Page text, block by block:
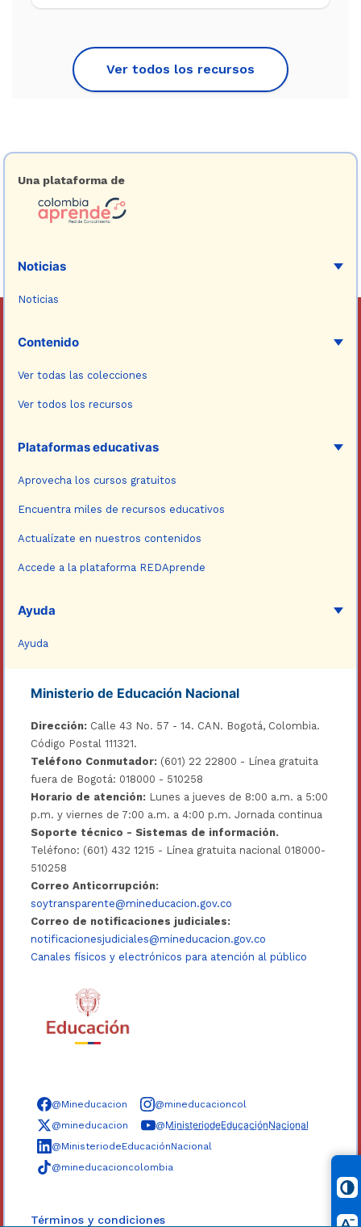
Ver todos los recursos
Una plataforma de
Noticias
Noticias
Contenido
Ver todas las colecciones
Ver todos los recursos
Plataformas educativas
Aprovecha los cursos gratuitos
Encuentra miles de recursos educativos
Actualízate en nuestros contenidos
Accede a la plataforma REDAprende
Ayuda
Ayuda
Ministerio de Educación Nacional
Dirección: Calle 43 No. 57 - 14. CAN. Bogotá, Colombia.
Código Postal 111321.
Teléfono Conmutador: (601) 22 22800 - Línea gratuita
fuera de Bogotá: 018000 - 510258
Horario de atención: Lunes a jueves de 8:00 a.m. a 5:00
p.m. y viernes de 7:00 a.m. a 4:00 p.m. Jornada continua
Soporte técnico - Sistemas de información.
Teléfono: (601) 432 1215 - Línea gratuita nacional 018000-
510258
Correo Anticorrupción:
soytransparente@mineducacion.gov.co
Correo de notificaciones judiciales:
notificacionesjudiciales@mineducacion.gov.co
Canales físicos y electrónicos para atención al público
Síguenos en redes sociales
@Mineducacion
@mineducacioncol
@mineducacion
@M̲i̲n̲i̲s̲t̲e̲r̲i̲o̲d̲e̲E̲d̲u̲c̲a̲c̲i̲ó̲n̲N̲a̲c̲i̲o̲n̲a̲l̲
@MinisteriodeEducaciónNacional
@mineducacioncolombia
Términos y condiciones